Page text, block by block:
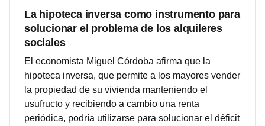
La hipoteca inversa como instrumento para
solucionar el problema de los alquileres
sociales
El economista Miguel Córdoba afirma que la
hipoteca inversa, que permite a los mayores vender
la propiedad de su vivienda manteniendo el
usufructo y recibiendo a cambio una renta
periódica, podría utilizarse para solucionar el déficit